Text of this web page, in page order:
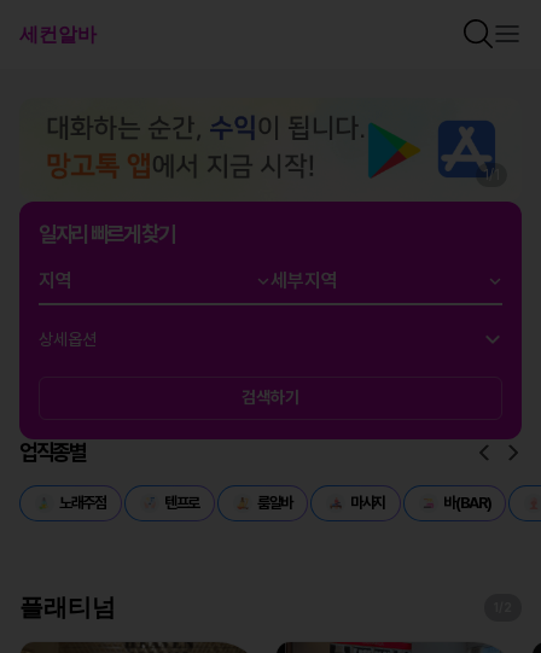
1/
일자리 빠르게 찾기
상세옵션
검색하기
업직종별
노래주점 텐프로 룸알바 마사지 바(BAR)
플래티넘